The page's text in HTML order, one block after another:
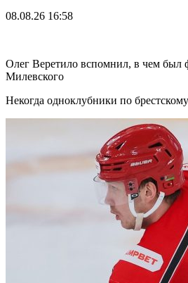
08.08.26 16:58
Олег Веретило вспомнил, в чем был
Милевского
Некогда одноклубники по